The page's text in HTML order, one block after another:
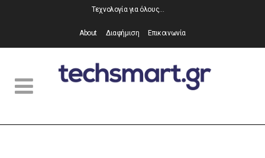
Τεχνολογία για όλους…
About Διαφήμιση Επικοινωνία